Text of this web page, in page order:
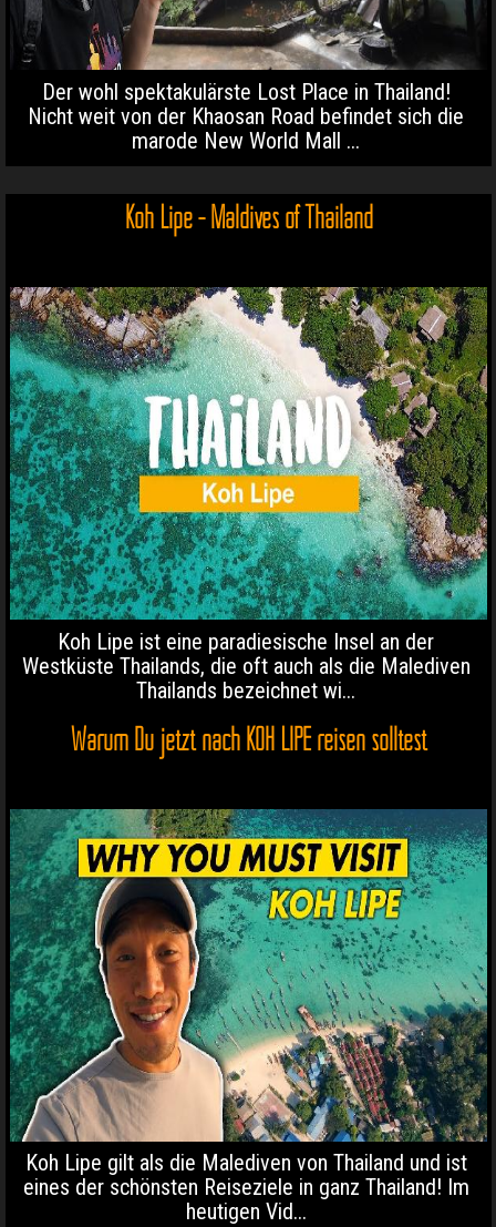
Der wohl spektakulärste Lost Place in Thailand!
Nicht weit von der Khaosan Road befindet sich die
marode New World Mall ...
Koh Lipe - Maldives of Thailand
Koh Lipe ist eine paradiesische Insel an der
Westküste Thailands, die oft auch als die Malediven
Thailands bezeichnet wi...
Warum Du jetzt nach KOH LIPE reisen solltest
Koh Lipe gilt als die Malediven von Thailand und ist
eines der schönsten Reiseziele in ganz Thailand! Im
heutigen Vid...